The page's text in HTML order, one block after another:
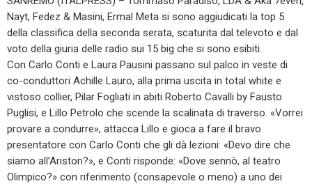
Nayt, Fedez & Masini, Ermal Meta si sono aggiudicati la top 5
della classifica della seconda serata, scaturita dal televoto e dal
voto della giuria delle radio sui 15 big che si sono esibiti.
Con Carlo Conti e Laura Pausini passano sul palco in veste di
co-conduttori Achille Lauro, alla prima uscita in total white e
vistoso collier, Pilar Fogliati in abiti Roberto Cavalli by Fausto
Puglisi, e Lillo Petrolo che scende la scalinata di traverso. «Vorrei
provare a condurre», attacca Lillo e gioca a fare il bravo
presentatore con Carlo Conti che gli dà lezioni: «Devo dire che
siamo all’Ariston?», e Conti risponde: «Dove sennò, al teatro
Olimpico?» con riferimento (consapevole o meno) a uno dei